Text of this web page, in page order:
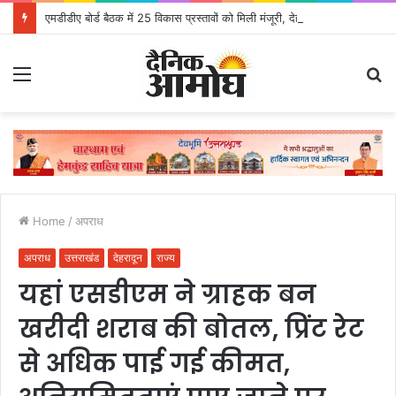
Home / अपराध
अपराध उत्तराखंड देहरादून राज्य
यहां एसडीएम ने ग्राहक बन
खरीदी शराब की बोतल, प्रिंट रेट
से अधिक पाई गई कीमत,